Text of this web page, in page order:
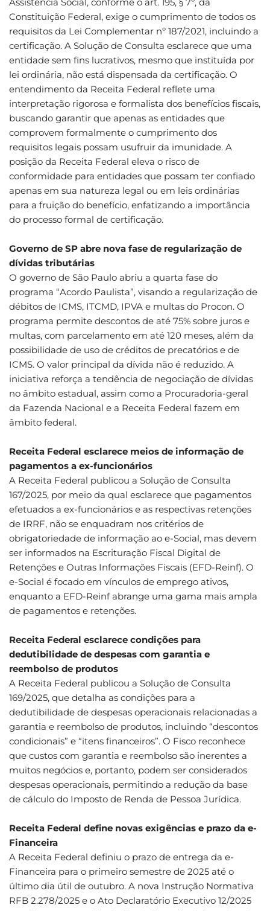
Constituição Federal, exige o cumprimento de todos os
requisitos da Lei Complementar nº 187/2021, incluindo a
certificação. A Solução de Consulta esclarece que uma
entidade sem fins lucrativos, mesmo que instituída por
lei ordinária, não está dispensada da certificação. O
entendimento da Receita Federal reflete uma
interpretação rigorosa e formalista dos benefícios fiscais,
buscando garantir que apenas as entidades que
comprovem formalmente o cumprimento dos
requisitos legais possam usufruir da imunidade. A
posição da Receita Federal eleva o risco de
conformidade para entidades que possam ter confiado
apenas em sua natureza legal ou em leis ordinárias
para a fruição do benefício, enfatizando a importância
do processo formal de certificação.
Governo de SP abre nova fase de regularização de
dívidas tributárias
O governo de São Paulo abriu a quarta fase do
programa “Acordo Paulista”, visando a regularização de
débitos de ICMS, ITCMD, IPVA e multas do Procon. O
programa permite descontos de até 75% sobre juros e
multas, com parcelamento em até 120 meses, além da
possibilidade de uso de créditos de precatórios e de
ICMS. O valor principal da dívida não é reduzido. A
iniciativa reforça a tendência de negociação de dívidas
no âmbito estadual, assim como a Procuradoria-geral
da Fazenda Nacional e a Receita Federal fazem em
âmbito federal.
Receita Federal esclarece meios de informação de
pagamentos a ex-funcionários
A Receita Federal publicou a Solução de Consulta
167/2025, por meio da qual esclarece que pagamentos
efetuados a ex-funcionários e as respectivas retenções
de IRRF, não se enquadram nos critérios de
obrigatoriedade de informação ao e-Social, mas devem
ser informados na Escrituração Fiscal Digital de
Retenções e Outras Informações Fiscais (EFD-Reinf). O
e-Social é focado em vínculos de emprego ativos,
enquanto a EFD-Reinf abrange uma gama mais ampla
de pagamentos e retenções.
Receita Federal esclarece condições para
dedutibilidade de despesas com garantia e
reembolso de produtos
A Receita Federal publicou a Solução de Consulta
169/2025, que detalha as condições para a
dedutibilidade de despesas operacionais relacionadas a
garantia e reembolso de produtos, incluindo “descontos
condicionais” e “itens financeiros”. O Fisco reconhece
que custos com garantia e reembolso são inerentes a
muitos negócios e, portanto, podem ser considerados
despesas operacionais, permitindo a redução da base
de cálculo do Imposto de Renda de Pessoa Jurídica.
Receita Federal define novas exigências e prazo da e-
Financeira
A Receita Federal definiu o prazo de entrega da e-
Financeira para o primeiro semestre de 2025 até o
último dia útil de outubro. A nova Instrução Normativa
RFB 2.278/2025 e o Ato Declaratório Executivo 12/2025